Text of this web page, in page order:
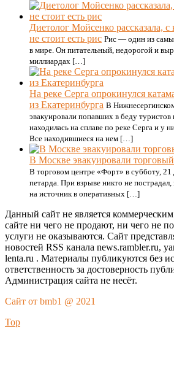
Диетолог Мойсенко рассказала,
не стоит есть рис Рис — один из
в мире. Он питательный, недорогой и
миллиардах […]
На реке Серга опрокинулся
из Екатеринбурга В
эвакуировали попавших в беду туристов
находилась на сплаве по реке Серга и у
Все находившиеся на нем […]
В Москве эвакуировали
В торговом центре «Форт» в субботу, 21
петарда. При взрыве никто не
на источник в оперативных […]
Данный сайт не является
сайте ни чего не продают, ни чего не
услуги не оказываются. Сайт
новостей RSS канала news.rambler.ru,
lenta.ru . Материалы публикуются без
ответственность за достоверность
Администрация сайта не несёт.
Сайт от bmb1 @ 2021
Top